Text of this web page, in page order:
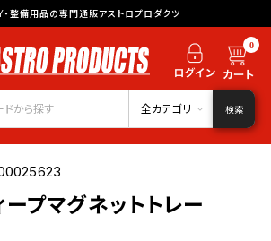
・整備用品の専門通販アストロプロダクツ
0
全カテゴリ 検索
プマグネットトレー